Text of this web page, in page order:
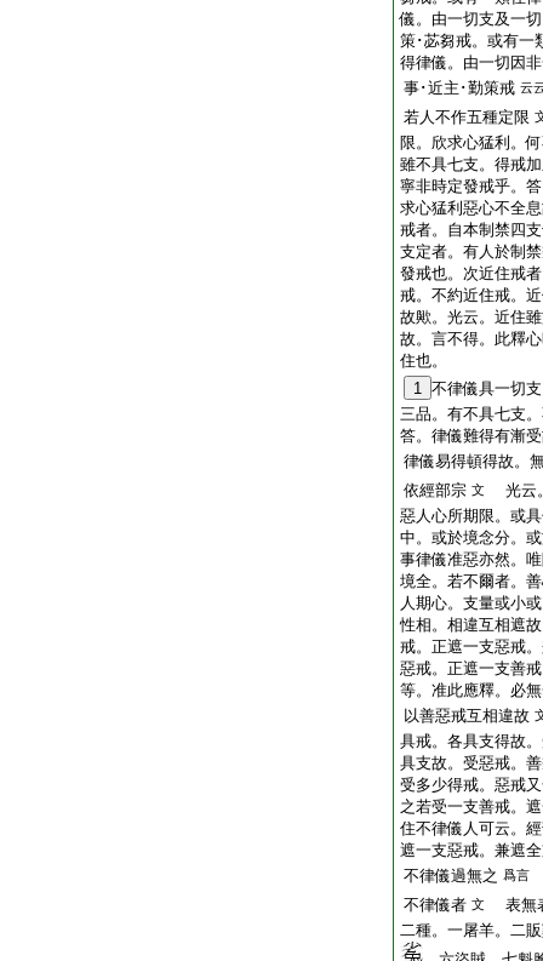
儀。由一切支及一
策･苾芻戒。或有一
得律儀。由一切因
事･近主･勤策戒 云
若人不作五種定限
限。欣求心猛利。
雖不具七支。得戒
寧非時定發戒乎。
求心猛利惡心不全
戒者。自本制禁四
支定者。有人於制
發戒也。次近住戒
戒。不約近住戒。
故歟。光云。近住
故。言不得。此釋
住也。
1 不律儀具一切支
三品。有不具七支
答。律儀難得有漸
律儀易得頓得故。
依經部宗 文
光云
惡人心所期限。或
中。或於境念分。
事律儀准惡亦然。
境全。若不爾者。
人期心。支量或小
性相。相違互相遮
戒。正遮一支惡戒
惡戒。正遮一支善
等。准此應釋。必
以善惡戒互相違故
具戒。各具支得故
具支故。受惡戒。
受多少得戒。惡戒
之若受一支善戒。
住不律儀人可云。
遮一支惡戒。兼遮
不律儀過無之 爲言
不律儀者 文
表無
二種。一屠羊。二